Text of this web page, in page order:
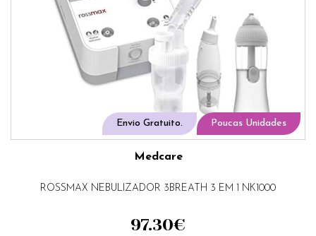
Envio Gratuito. Poucas Unidades
Medcare
ROSSMAX NEBULIZADOR 3BREATH 3 EM 1 NK1000
97.30€